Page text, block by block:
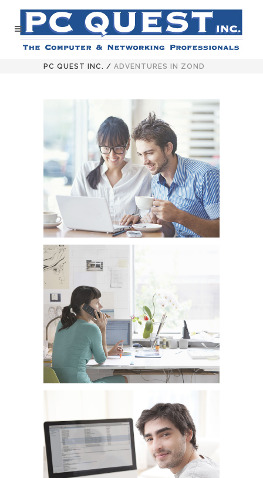
PC QUEST INC. / ADVENTURES IN ZOND